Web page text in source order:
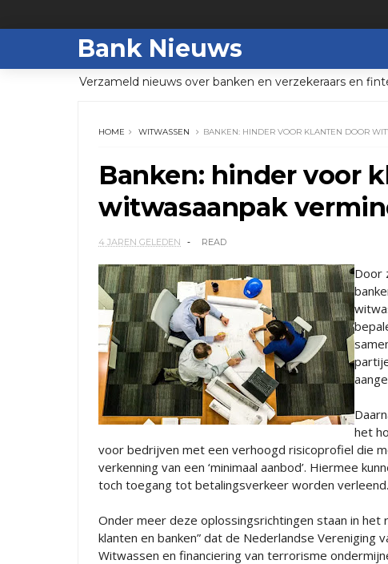
Bank Nieuws
Verzameld nieuws over banken en verzekeraars en
HOME WITWASSEN BANKEN: HINDER VOOR KLANTEN DOOR
Banken: hinder voor
witwasaanpak
4 JAREN GELEDEN READ
Door
het
voor bedrijven met een verhoogd risicoprofiel die
verkenning van een ‘minimaal aanbod’. Hiermee
toch toegang tot betalingsverkeer worden verleend.
Onder meer deze oplossingsrichtingen staan in
klanten en banken” dat de Nederlandse Vereniging
Witwassen en financiering van terrorisme